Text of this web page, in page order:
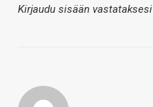
Kirjaudu sisään vastataksesi